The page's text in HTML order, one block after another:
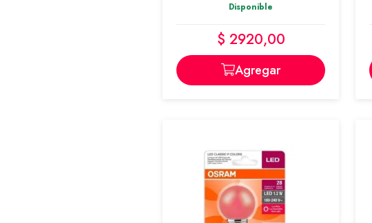
Disponible
$ 2920,00
Agregar